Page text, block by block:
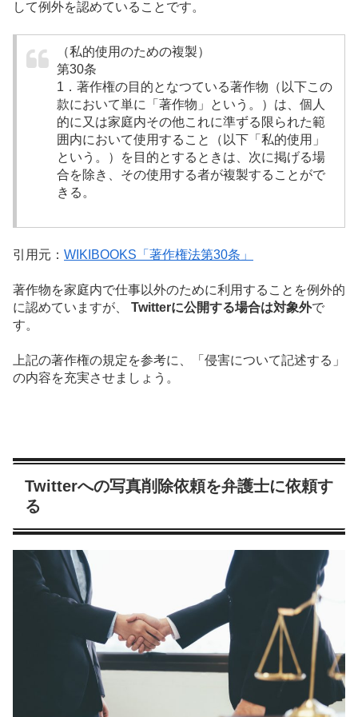
して例外を認めている ことです。
（私的使用のための複製）
第30条
1．著作権の目的となつている著作物（以下この
款において単に「著作物」という。）は、個人
的に又は家庭内その他これに準ずる限られた範
囲内において使用すること（以下「私的使用」
という。）を目的とするときは、次に掲げる場
合を除き、その使用する者が複製することがで
きる。
引用元： WIKIBOOKS「著作権法第30条」
著作物を家庭内で仕事以外のために利用することを例外的
に認めていますが、
Twitterに公開する場合は対象外で
す。
上記の著作権の規定を参考に、「侵害について記述する」
の内容を充実させましょう。
Twitterへの写真削除依頼を弁護士に依頼す
る